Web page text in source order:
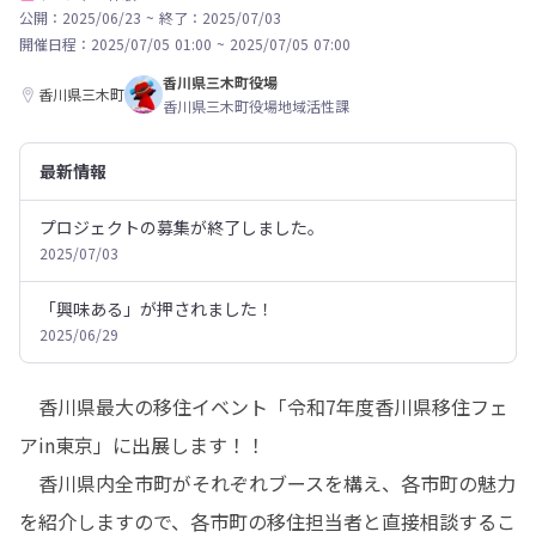
公開：2025/06/23 ~ 終了：2025/07/03
開催日程： 2025/07/05 01:00 ~ 2025/07/05 07:00
香川県三木町
香川県三木町役場
香川県三木町役場地域活性課
最新情報
プロジェクトの募集が終了しました。
2025/07/03
「興味ある」が押されました！
2025/06/29
香川県最大の移住イベント「令和7年度香川県移住フェ
アin東京」に出展します！！
香川県内全市町がそれぞれブースを構え、各市町の魅力
を紹介しますので、各市町の移住担当者と直接相談するこ